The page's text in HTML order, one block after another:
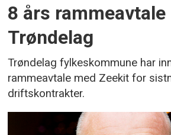
8 års rammeavtale
Trøndelag
Trøndelag fylkeskommune har
rammeavtale med Zeekit for
driftskontrakter.